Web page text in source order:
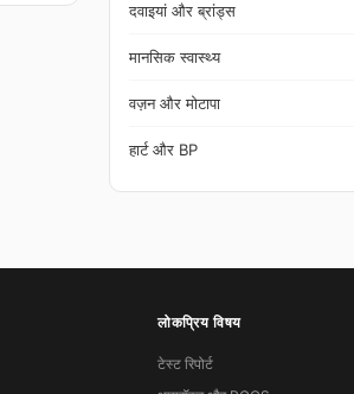
दवाइयां और ब्रांड्स
मानसिक स्वास्थ्य
वज़न और मोटापा
हार्ट और BP
लोकप्रिय विषय
टेस्ट रिपोर्ट